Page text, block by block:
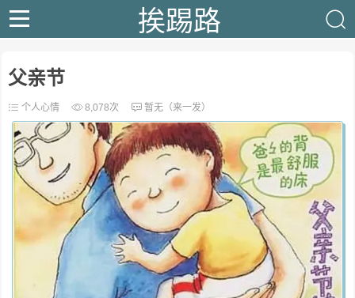
挨踢路
父亲节
个人心情 8,078次 暂无（来一发）